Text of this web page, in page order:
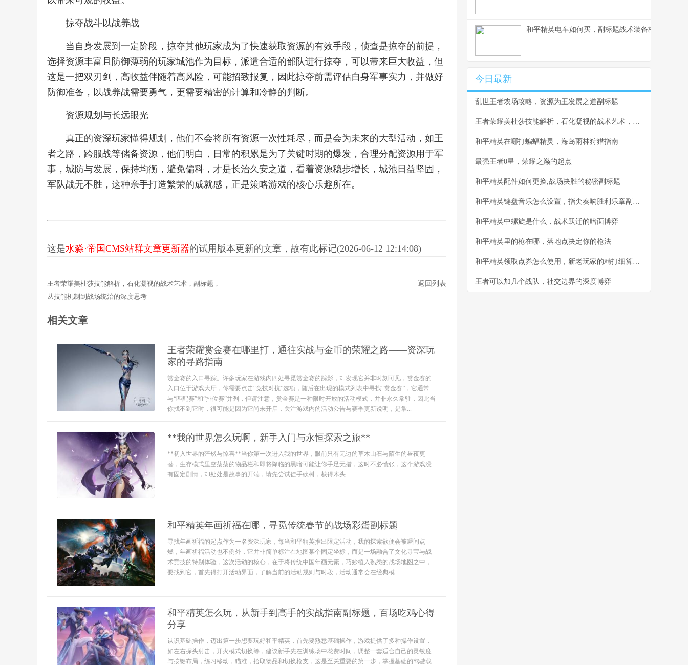
掠夺战斗以战养战
当自身发展到一定阶段，掠夺其他玩家成为了快速获取资源的有效手段，侦查是掠夺的前提，
选择资源丰富且防御薄弱的玩家城池作为目标，派遣合适的部队进行掠夺，可以带来巨大收益，但
这是一把双刃剑，高收益伴随着高风险，可能招致报复，因此掠夺前需评估自身军事实力，并做好
防御准备，以战养战需要勇气，更需要精密的计算和冷静的判断。
资源规划与长远眼光
真正的资深玩家懂得规划，他们不会将所有资源一次性耗尽，而是会为未来的大型活动，如王
者之路，跨服战等储备资源，他们明白，日常的积累是为了关键时期的爆发，合理分配资源用于军
事，城防与发展，保持均衡，避免偏科，才是长治久安之道，看着资源稳步增长，城池日益坚固，
军队战无不胜，这种亲手打造繁荣的成就感，正是策略游戏的核心乐趣所在。
这是水淼·帝国CMS站群文章更新器的试用版本更新的文章，故有此标记(2026-06-12 12:14:08)
王者荣耀美杜莎技能解析，石化凝视的战术艺术，副标题，
从技能机制到战场统治的深度思考
返回列表
相关文章
王者荣耀赏金赛在哪里打，通往实战与金币的荣耀之路——资深玩
家的寻路指南
赏金赛的入口寻踪。许多玩家在游戏内四处寻觅赏金赛的踪影，却发现它并非时刻可见，赏金赛的
入口位于游戏大厅，你需要点击“竞技对抗”选项，随后在出现的模式列表中寻找“赏金赛”，它通常
与“匹配赛”和“排位赛”并列，但请注意，赏金赛是一种限时开放的活动模式，并非永久常驻，因此当
你找不到它时，很可能是因为它尚未开启，关注游戏内的活动公告与赛季更新说明，是掌...
**我的世界怎么玩啊，新手入门与永恒探索之旅**
**初入世界的茫然与惊喜**当你第一次进入我的世界，眼前只有无边的草木山石与陌生的昼夜更
替，生存模式里空荡荡的物品栏和即将降临的黑暗可能让你手足无措，这时不必慌张，这个游戏没
有固定剧情，却处处是故事的开端，请先尝试徒手砍树，获得木头...
和平精英年画祈福在哪，寻觅传统春节的战场彩蛋副标题
寻找年画祈福的起点作为一名资深玩家，每当和平精英推出限定活动，我的探索欲便会被瞬间点
燃，年画祈福活动也不例外，它并非简单标注在地图某个固定坐标，而是一场融合了文化寻宝与战
术竞技的特别体验，这次活动的核心，在于将传统中国年画元素，巧妙植入熟悉的战场地图之中，
要找到它，首先得打开活动界面，了解当前的活动规则与时段，活动通常会在经典模...
和平精英怎么玩，从新手到高手的实战指南副标题，百场吃鸡心得
分享
认识基础操作，迈出第一步想要玩好和平精英，首先要熟悉基础操作，游戏提供了多种操作设置，
如左右探头射击，开火模式切换等，建议新手先在训练场中花费时间，调整一套适合自己的灵敏度
与按键布局，练习移动，瞄准，拾取物品和切换枪支，这是至关重要的第一步，掌握基础的驾驶载
和平精英电车如何买，副标题战术装备核心获取策
今日最新
乱世王者农场攻略，资源为王发展之道副标题
王者荣耀美杜莎技能解析，石化凝视的战术艺术，副标题，从技能机制到战场统治的深度思考
和平精英在哪打蝙蝠精灵，海岛雨林狩猎指南
最强王者0星，荣耀之巅的起点
和平精英配件如何更换,战场决胜的秘密副标题
和平精英键盘音乐怎么设置，指尖奏响胜利乐章副标题
和平精英中螺旋是什么，战术跃迁的暗面博弈
和平精英里的枪在哪，落地点决定你的枪法
和平精英领取点券怎么使用，新老玩家的精打细算指南
王者可以加几个战队，社交边界的深度博弈